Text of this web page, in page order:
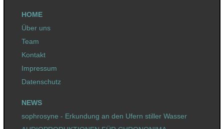
HOME
Über uns
Team
Kontakt
Impressum
Datenschutz
NEWS
sophrosyne - Erkundung an den Ufern stiller Wasser